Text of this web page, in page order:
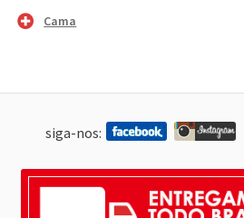
Cama
siga-nos: